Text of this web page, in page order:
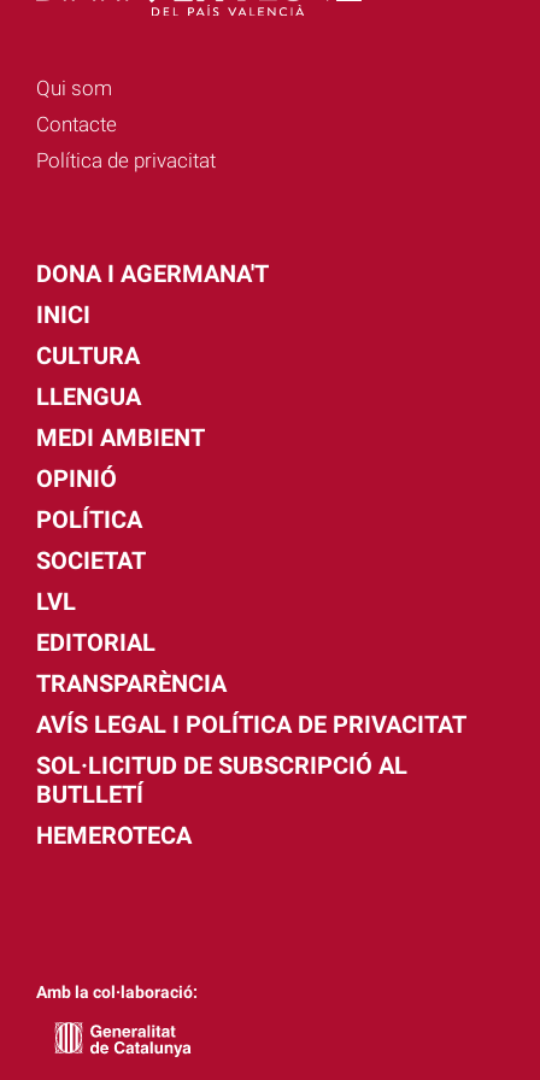
Qui som
Contacte
Política de privacitat
DONA I AGERMANA'T
INICI
CULTURA
LLENGUA
MEDI AMBIENT
OPINIÓ
POLÍTICA
SOCIETAT
LVL
EDITORIAL
TRANSPARÈNCIA
AVÍS LEGAL I POLÍTICA DE PRIVACITAT
SOL·LICITUD DE SUBSCRIPCIÓ AL
BUTLLETÍ
HEMEROTECA
Amb la col·laboració: